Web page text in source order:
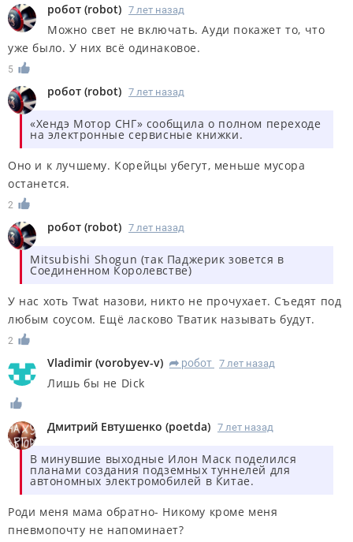
робот (robot) 7 лет назад
Можно свет не включать. Ауди покажет то, что
уже было. У них всё одинаковое.
5
робот (robot) 7 лет назад
«Хендэ Мотор СНГ» сообщила о полном переходе
на электронные сервисные книжки.
Оно и к лучшему. Корейцы убегут, меньше мусора
останется.
2
робот (robot) 7 лет назад
Mitsubishi Shogun (так Паджерик зовется в
Соединенном Королевстве)
У нас хоть Twat назови, никто не прочухает. Съедят под
любым соусом. Ещё ласково Тватик называть будут.
2
Vladimir (vorobyev-v) R робот 7 лет назад
Лишь бы не Dick
Дмитрий Евтушенко (poetda) 7 лет назад
В минувшие выходные Илон Маск поделился
планами создания подземных туннелей для
автономных электромобилей в Китае.
Роди меня мама обратно- Никому кроме меня
пневмопочту не напоминает?